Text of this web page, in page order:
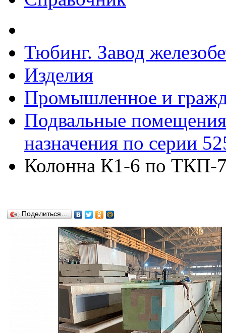
Тюбинг. Завод
Изделия
Промышленное и
Подвальные
назначения по серии
Колонна К1-6 по ТКП-
Поделиться…